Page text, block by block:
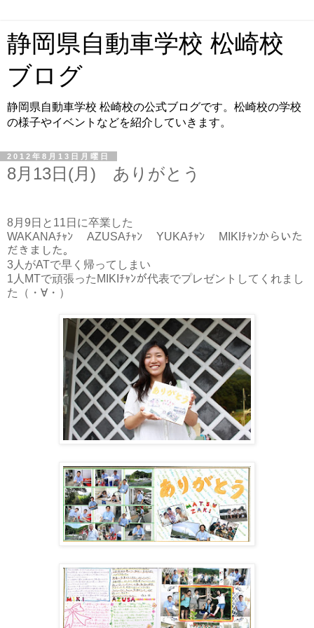
静岡県自動車学校 松崎校
ブログ
静岡県自動車学校 松崎校の公式ブログです。松崎校の学校
の様子やイベントなどを紹介していきます。
2012年8月13日月曜日
8月13日(月) ありがとう
8月9日と11日に卒業した
WAKANAﾁｬﾝ AZUSAﾁｬﾝ YUKAﾁｬﾝ MIKIﾁｬﾝからいた
だきました。
3人がATで早く帰ってしまい
1人MTで頑張ったMIKIﾁｬﾝが代表でプレゼントしてくれまし
た（・∀・）